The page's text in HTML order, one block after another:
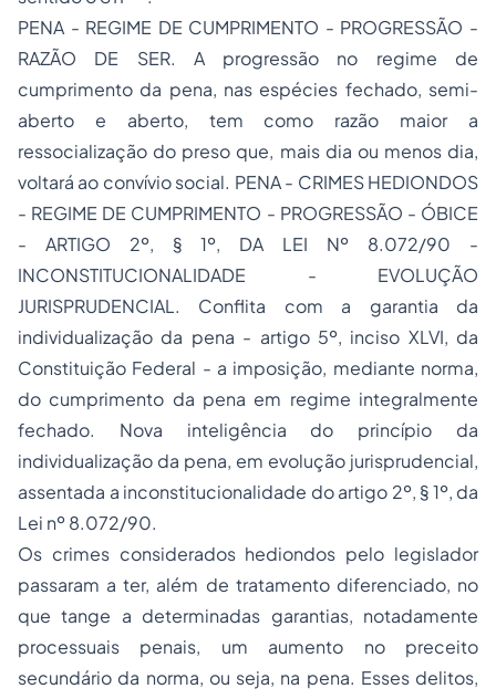
PENA - REGIME DE CUMPRIMENTO - PROGRESSÃO -
RAZÃO DE SER. A progressão no regime de
cumprimento da pena, nas espécies fechado, semi-
aberto e aberto, tem como razão maior a
ressocialização do preso que, mais dia ou menos dia,
voltará ao convívio social. PENA - CRIMES HEDIONDOS
- REGIME DE CUMPRIMENTO - PROGRESSÃO - ÓBICE
- ARTIGO 2º, § 1º, DA LEI Nº 8.072/90 -
INCONSTITUCIONALIDADE - EVOLUÇÃO
JURISPRUDENCIAL. Conflita com a garantia da
individualização da pena - artigo 5º, inciso XLVI, da
Constituição Federal - a imposição, mediante norma,
do cumprimento da pena em regime integralmente
fechado. Nova inteligência do princípio da
individualização da pena, em evolução jurisprudencial,
assentada a inconstitucionalidade do artigo 2º, § 1º, da
Lei nº 8.072/90.
Os crimes considerados hediondos pelo legislador
passaram a ter, além de tratamento diferenciado, no
que tange a determinadas garantias, notadamente
processuais penais, um aumento no preceito
secundário da norma, ou seja, na pena. Esses delitos,